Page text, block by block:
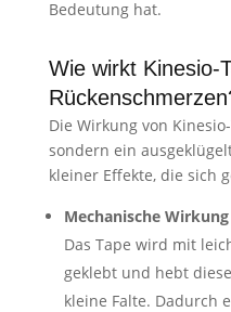
Bedeutung hat.
Wie wirkt Kinesio-
Die Wirkung von
sondern ein
kleiner Effekte, die sich
Mechanische Wirkung
Das Tape wird mit
geklebt und hebt
kleine Falte. Dadurch